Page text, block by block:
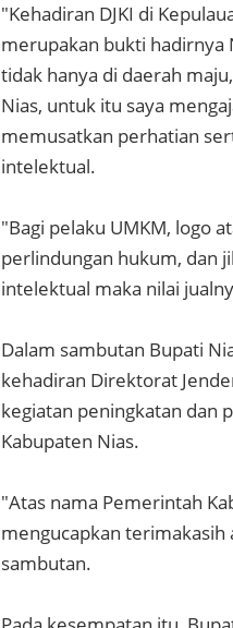
"Kehadiran DJKI di
merupakan bukti hadirnya
tidak hanya di daerah
Nias, untuk itu saya
memusatkan perhatian
intelektual.
"Bagi pelaku UMKM, logo
perlindungan hukum, dan
intelektual maka nilai
Dalam sambutan Bupati
kehadiran Direktorat
kegiatan peningkatan dan
Kabupaten Nias.
"Atas nama Pemerintah
mengucapkan terimakasih
sambutan.